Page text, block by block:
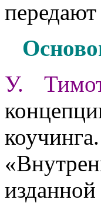
У.
изданной